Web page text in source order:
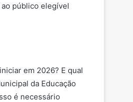
público elegível
em 2026? E qual
da Educação
é necessário